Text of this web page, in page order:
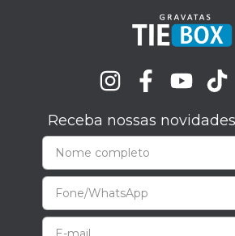
Receba nossas